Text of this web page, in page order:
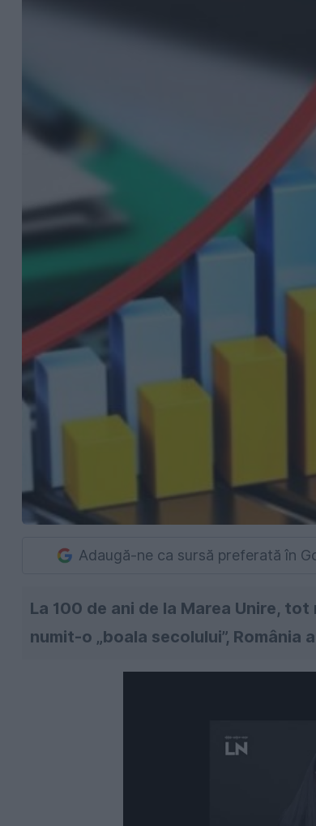
Adaugă-ne ca sursă preferată în
La 100 de ani de la Marea Unire,
numit-o „boala secolului”,